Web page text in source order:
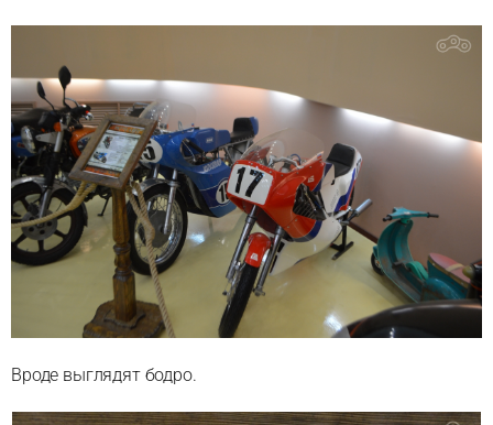
Вроде выглядят бодро.